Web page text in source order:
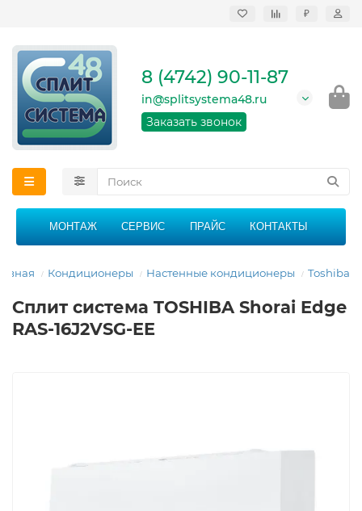
₽
кондиционеров в
области
График работы: 9:00 -
21:00 без перерыва и
8 (4742) 90-11-87
in@splitsystema48.ru
Заказать звонок
МОНТАЖ СЕРВИС ПРАЙС КОНТАКТЫ
Кондиционеры Настенные кондиционеры Toshiba
Сплит система TOSHIBA Shorai Edge
RAS-16J2VSG-EE